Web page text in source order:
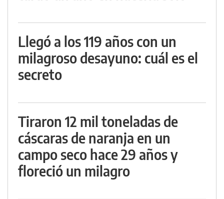
Llegó a los 119 años con un
milagroso desayuno: cuál es el
secreto
Tiraron 12 mil toneladas de
cáscaras de naranja en un
campo seco hace 29 años y
floreció un milagro